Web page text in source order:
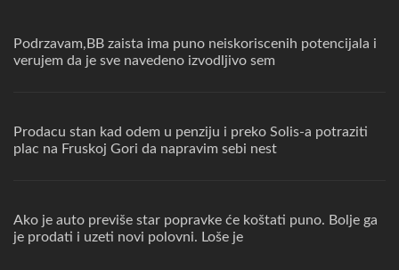
Podrzavam,BB zaista ima puno neiskoriscenih potencijala i
verujem da je sve navedeno izvodljivo sem
Prodacu stan kad odem u penziju i preko Solis-a potraziti
plac na Fruskoj Gori da napravim sebi nest
Ako je auto previše star popravke će koštati puno. Bolje ga
je prodati i uzeti novi polovni. Loše je